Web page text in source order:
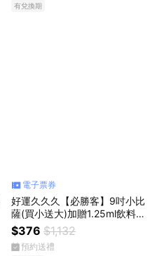
有兌換期
電子票券
好運久久久【必勝客】9吋小比
薩(買小送大)加贈1.25ml飲料好
禮即享券
$376 $1,132
預約送禮